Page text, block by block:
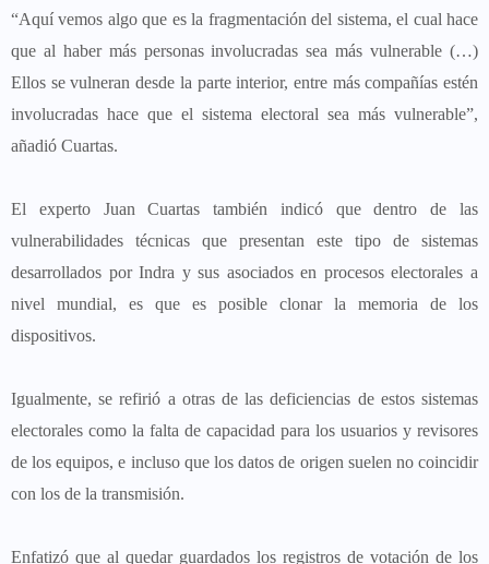
“Aquí vemos algo que es la fragmentación del sistema, el cual hace
que al haber más personas involucradas sea más vulnerable (…)
Ellos se vulneran desde la parte interior, entre más compañías estén
involucradas hace que el sistema electoral sea más vulnerable”,
añadió Cuartas.
El experto Juan Cuartas también indicó que dentro de las
vulnerabilidades técnicas que presentan este tipo de sistemas
desarrollados por Indra y sus asociados en procesos electorales a
nivel mundial, es que es posible clonar la memoria de los
dispositivos.
Igualmente, se refirió a otras de las deficiencias de estos sistemas
electorales como la falta de capacidad para los usuarios y revisores
de los equipos, e incluso que los datos de origen suelen no coincidir
con los de la transmisión.
Enfatizó que al quedar guardados los registros de votación de los